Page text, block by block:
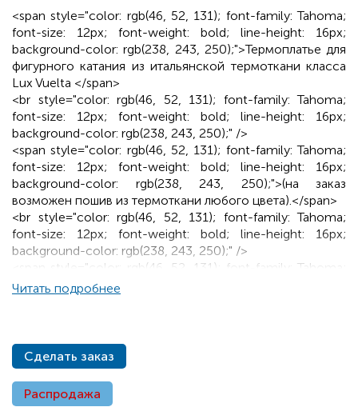
<span style="color: rgb(46, 52, 131); font-family: Tahoma;
font-size: 12px; font-weight: bold; line-height: 16px;
background-color: rgb(238, 243, 250);">Термоплатье для
фигурного катания из итальянской термоткани класса
Lux Vuelta </span>
<br style="color: rgb(46, 52, 131); font-family: Tahoma;
font-size: 12px; font-weight: bold; line-height: 16px;
background-color: rgb(238, 243, 250);" />
<span style="color: rgb(46, 52, 131); font-family: Tahoma;
font-size: 12px; font-weight: bold; line-height: 16px;
background-color: rgb(238, 243, 250);">(на заказ
возможен пошив из термоткани любого цвета).</span>
<br style="color: rgb(46, 52, 131); font-family: Tahoma;
font-size: 12px; font-weight: bold; line-height: 16px;
background-color: rgb(238, 243, 250);" />
<span style="color: rgb(46, 52, 131); font-family: Tahoma;
font-size: 12px; font-weight: bold; line-height: 16px;
юниоров 2013, победительница финала Гран-при среди
юниоров сезона 2012/2013, серебряный призёр
чемпионата России 2013 года и бронзовый призёр
чемпионата России 2014 года, мастер спорта России
Читать подробнее
Сделать заказ
Распродажа